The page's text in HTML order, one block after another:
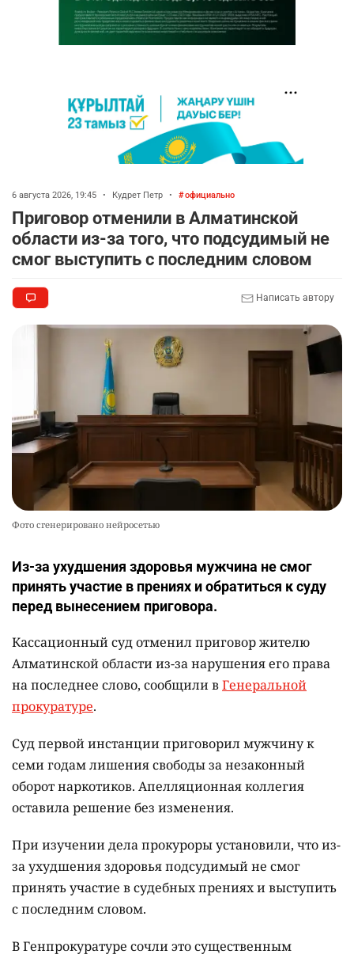
6 августа 2026, 19:45 • Кудрет Петр • официально
Приговор отменили в Алматинской
области из-за того, что подсудимый не
смог выступить с последним словом
Написать автору
Фото сгенерировано нейросетью
Из-за ухудшения здоровья мужчина не смог
принять участие в прениях и обратиться к суду
перед вынесением приговора.
Кассационный суд отменил приговор жителю
Алматинской области из-за нарушения его права
на последнее слово, сообщили вГенеральной
прокуратуре.
Суд первой инстанции приговорил мужчину к
семи годам лишения свободы за незаконный
оборот наркотиков. Апелляционная коллегия
оставила решение без изменения.
При изучении дела прокуроры установили, что из-
за ухудшения здоровья подсудимый не смог
принять участие в судебных прениях и выступить
с последним словом.
В Генпрокуратуре сочли это существенным